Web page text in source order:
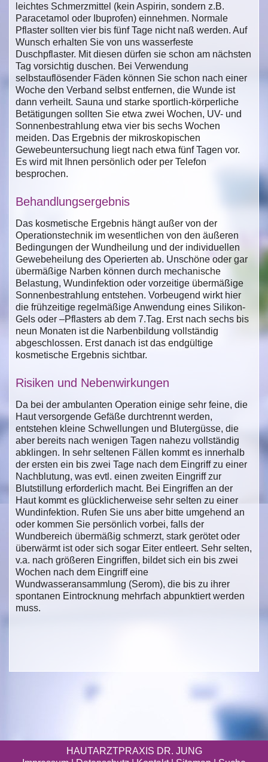
leichtes Schmerzmittel (kein Aspirin, sondern z.B.
Paracetamol oder Ibuprofen) einnehmen. Normale
Pflaster sollten vier bis fünf Tage nicht naß werden. Auf
Wunsch erhalten Sie von uns wasserfeste
Duschpflaster. Mit diesen dürfen sie schon am nächsten
Tag vorsichtig duschen. Bei Verwendung
selbstauflösender Fäden können Sie schon nach einer
Woche den Verband selbst entfernen, die Wunde ist
dann verheilt. Sauna und starke sportlich-körperliche
Betätigungen sollten Sie etwa zwei Wochen, UV- und
Sonnenbestrahlung etwa vier bis sechs Wochen
meiden. Das Ergebnis der mikroskopischen
Gewebeuntersuchung liegt nach etwa fünf Tagen vor.
Es wird mit Ihnen persönlich oder per Telefon
besprochen.
Behandlungsergebnis
Das kosmetische Ergebnis hängt außer von der
Operationstechnik im wesentlichen von den äußeren
Bedingungen der Wundheilung und der individuellen
Gewebeheilung des Operierten ab. Unschöne oder gar
übermäßige Narben können durch mechanische
Belastung, Wundinfektion oder vorzeitige übermäßige
Sonnenbestrahlung entstehen. Vorbeugend wirkt hier
die frühzeitige regelmäßige Anwendung eines Silikon-
Gels oder –Pflasters ab dem 7.Tag. Erst nach sechs bis
neun Monaten ist die Narbenbildung vollständig
abgeschlossen. Erst danach ist das endgültige
kosmetische Ergebnis sichtbar.
Risiken und Nebenwirkungen
Da bei der ambulanten Operation einige sehr feine, die
Haut versorgende Gefäße durchtrennt werden,
entstehen kleine Schwellungen und Blutergüsse, die
aber bereits nach wenigen Tagen nahezu vollständig
abklingen. In sehr seltenen Fällen kommt es innerhalb
der ersten ein bis zwei Tage nach dem Eingriff zu einer
Nachblutung, was evtl. einen zweiten Eingriff zur
Blutstillung erforderlich macht. Bei Eingriffen an der
Haut kommt es glücklicherweise sehr selten zu einer
Wundinfektion. Rufen Sie uns aber bitte umgehend an
oder kommen Sie persönlich vorbei, falls der
Wundbereich übermäßig schmerzt, stark gerötet oder
überwärmt ist oder sich sogar Eiter entleert. Sehr selten,
v.a. nach größeren Eingriffen, bildet sich ein bis zwei
Wochen nach dem Eingriff eine
Wundwasseransammlung (Serom), die bis zu ihrer
spontanen Eintrocknung mehrfach abpunktiert werden
muss.
HAUTARZTPRAXIS DR. JUNG